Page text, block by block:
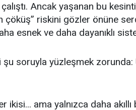
Ancak yaşanan bu
çöküş” riskini gözler önüne
esnek ve daha dayanıklı
soruyla yüzleşmek zorunda:
ikisi... ama yalnızca daha akıllı